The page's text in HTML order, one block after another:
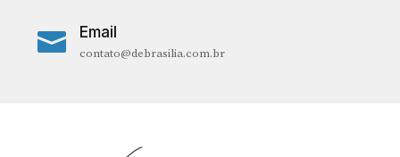
 Email
contato@debrasilia.com.br